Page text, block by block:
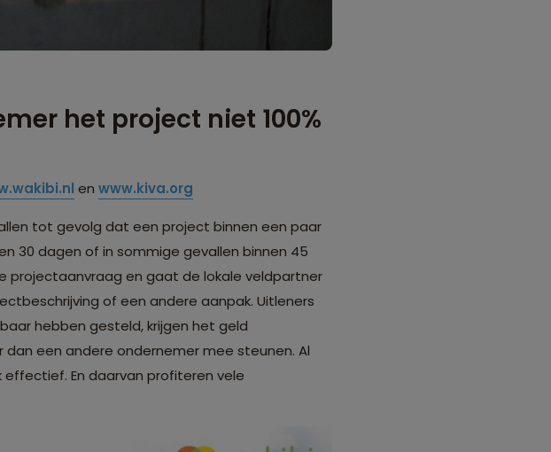
het project niet 100%
en www.kiva.org
tot gevolg dat een project binnen een paar
30 dagen of in sommige gevallen binnen 45
projectaanvraag en gaat de lokale veldpartner
of een andere aanpak. Uitleners
hebben gesteld, krijgen het geld
een andere ondernemer mee steunen. Al
En daarvan profiteren vele